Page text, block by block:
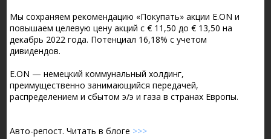
Мы сохраняем рекомендацию «Покупать» акции E.ON и
повышаем целевую цену акций с € 11,50 до € 13,50 на
декабрь 2022 года. Потенциал 16,18% c учетом
дивидендов.
E.ON — немецкий коммунальный холдинг,
преимущественно занимающийся передачей,
распределением и сбытом э/э и газа в странах Европы.
Авто-репост. Читать в блоге >>>